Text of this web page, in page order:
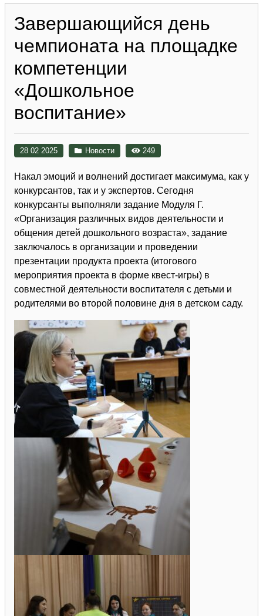
Завершающийся день
чемпионата на площадке
компетенции
«Дошкольное
воспитание»
28 02 2025 Новости 249
Накал эмоций и волнений достигает максимума, как у
конкурсантов, так и у экспертов. Сегодня
конкурсанты выполняли задание Модуля Г.
«Организация различных видов деятельности и
общения детей дошкольного возраста», задание
заключалось в организации и проведении
презентации продукта проекта (итогового
мероприятия проекта в форме квест-игры) в
совместной деятельности воспитателя с детьми и
родителями во второй половине дня в детском саду.